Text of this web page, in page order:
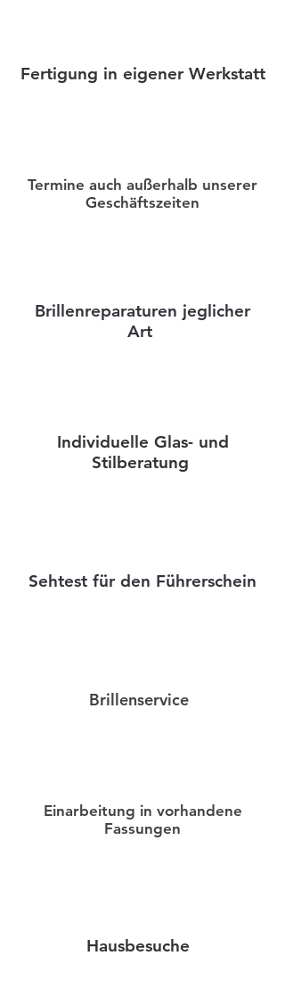
Fertigung in eigener Werkstatt
Termine auch außerhalb unserer
Geschäftszeiten
Brillenreparaturen jeglicher
Art
Individuelle Glas- und
Stilberatung
Sehtest für den Führerschein
Brillenservice
Einarbeitung in vorhandene
Fassungen
Hausbesuche